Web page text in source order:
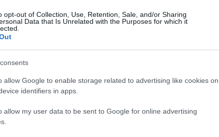
opt-out of Collection, Use, Retention, Sale, and/or Sharing
Data that Is Unrelated with the Purposes for which it
allow Google to enable storage related to advertising like cookies on
identifiers in apps.
allow my user data to be sent to Google for online advertising
significativo respecto a un memorando del 4
Jurídica del centro Kennedy que instruía al
del centro en firmas de correo electrónico,
web del centro ya ha eliminado el nombre de
esta semana a los miembros para ofrecer
del
de junio, no incluía el nombre de Trump.